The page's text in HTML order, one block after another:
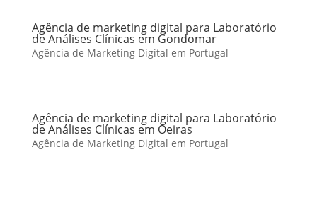
Agência de marketing digital para Laboratório
de Análises Clínicas em Gondomar
Agência de Marketing Digital em Portugal
Agência de marketing digital para Laboratório
de Análises Clínicas em Oeiras
Agência de Marketing Digital em Portugal